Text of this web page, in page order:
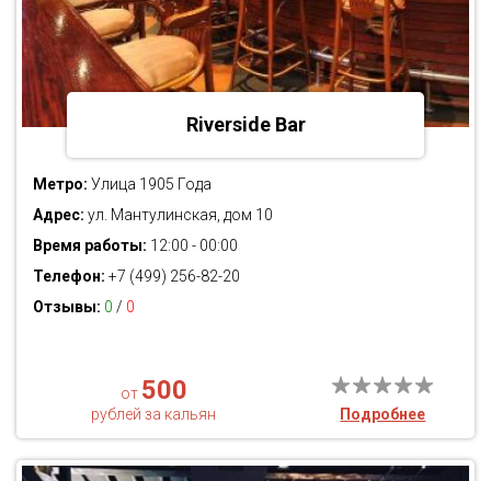
Riverside Bar
Метро: Улица 1905 Года
Адрес: ул. Мантулинская, дом 10
Время работы: 12:00 - 00:00
Телефон: +7 (499) 256-82-20
Отзывы: 0 / 0
от 500
рублей за кальян Подробнее